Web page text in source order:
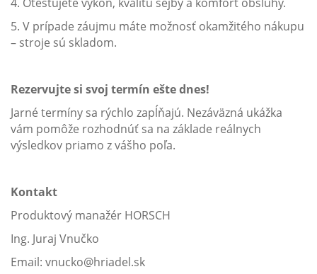
5. V prípade záujmu máte možnosť okamžitého nákupu
– stroje sú skladom.
Rezervujte si svoj termín ešte dnes!
Jarné termíny sa rýchlo zapĺňajú. Nezáväzná ukážka
vám pomôže rozhodnúť sa na základe reálnych
výsledkov priamo z vášho poľa.
Kontakt
Produktový manažér HORSCH
Ing. Juraj Vnučko
Email: vnucko@hriadel.sk